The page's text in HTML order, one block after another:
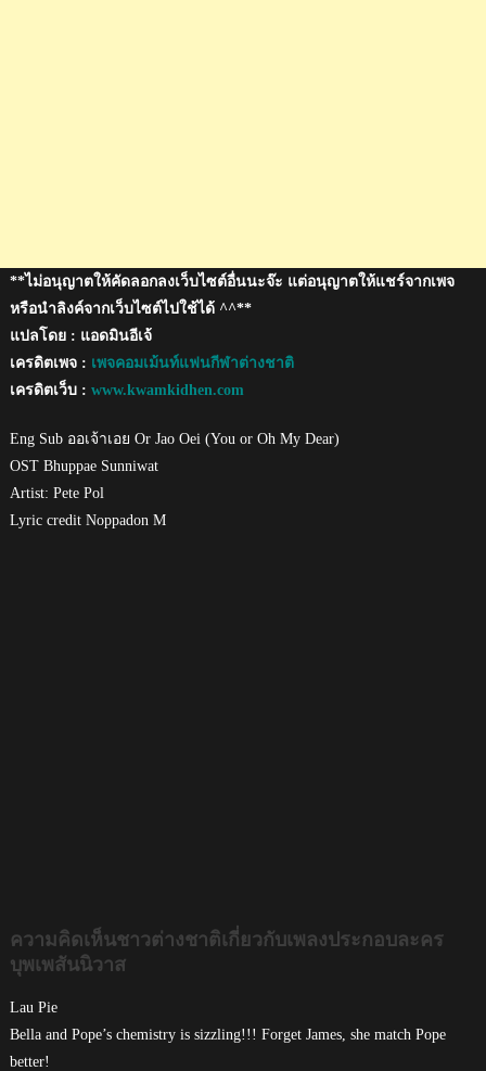
**ไม่อนุญาตให้คัดลอกลงเว็บไซต์อื่นนะจ๊ะ แต่อนุญาตให้แชร์จากเพจ
หรือนำลิงค์จากเว็บไซต์ไปใช้ได้ ^^**
แปลโดย : แอดมินอีเจ้
เครดิตเพจ : เพจคอมเม้นท์แฟนกีฬาต่างชาติ
เครดิตเว็บ : www.kwamkidhen.com
Eng Sub ออเจ้าเอย Or Jao Oei (You or Oh My Dear)
OST Bhuppae Sunniwat
Artist: Pete Pol
Lyric credit Noppadon M
ความคิดเห็นชาวต่างชาติเกี่ยวกับเพลงประกอบละคร
บุพเพสันนิวาส
Lau Pie
Bella and Pope’s chemistry is sizzling!!! Forget James, she match Pope
better!